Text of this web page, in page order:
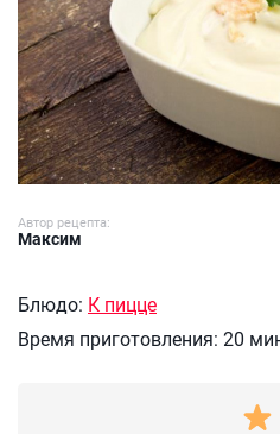
Автор рецепта:
Максим
Блюдо: К пицце
Время приготовления: 20